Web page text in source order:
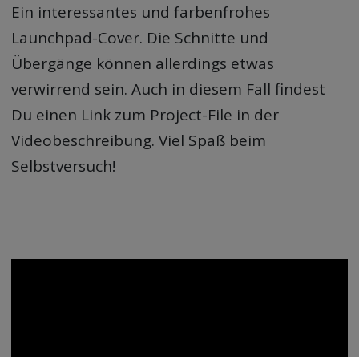
Ein interessantes und farbenfrohes
Launchpad-Cover. Die Schnitte und
Übergänge können allerdings etwas
verwirrend sein. Auch in diesem Fall findest
Du einen Link zum Project-File in der
Videobeschreibung. Viel Spaß beim
Selbstversuch!